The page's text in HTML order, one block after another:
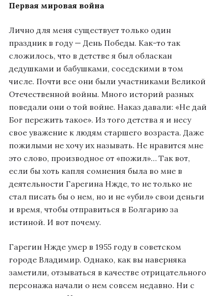
Первая мировая война
Лично для меня существует только один
праздник в году — День Победы. Как-то так
сложилось, что в детстве я был обласкан
дедушками и бабушками, соседскими в том
числе. Почти все они были участниками Великой
Отечественной войны. Много историй разных
поведали они о той войне. Наказ давали: «Не дай
Бог пережить такое». Из того детства я и несу
свое уважение к людям старшего возраста. Даже
пожилыми не хочу их называть. Не нравится мне
это слово, производное от «пожил»… Так вот,
если бы хоть капля сомнения была во мне в
деятельности Гарегина Нжде, то не только не
стал писать бы о нем, но и не «убил» свои деньги
и время, чтобы отправиться в Болгарию за
истиной. И вот почему.
Гарегин Нжде умер в 1955 году в советском
городе Владимир. Однако, как вы наверняка
заметили, отзываться в качестве отрицательного
персонажа начали о нем совсем недавно. Ни с